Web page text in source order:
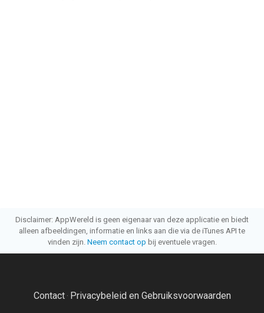
Disclaimer: AppWereld is geen eigenaar van deze applicatie en biedt
alleen afbeeldingen, informatie en links aan die via de iTunes API te
vinden zijn. Neem contact op bij eventuele vragen.
Contact· Privacybeleid en Gebruiksvoorwaarden